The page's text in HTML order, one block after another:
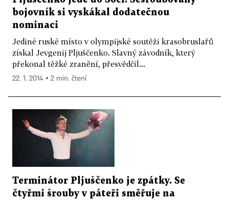
bojovník si vyskákal dodatečnou
nominaci
Jediné ruské místo v olympijské soutěži krasobruslařů
získal Jevgenij Pljuščenko. Slavný závodník, který
překonal těžké zranění, přesvědčil...
22. 1. 2014 ▪ 2 min. čtení
Terminátor Pljuščenko je zpátky. Se
čtyřmi šrouby v páteři směřuje na